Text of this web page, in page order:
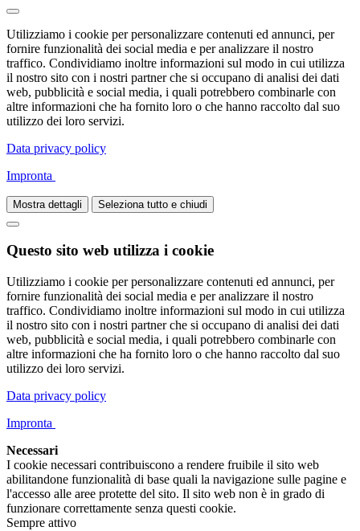
Utilizziamo i cookie per personalizzare contenuti ed annunci, per
fornire funzionalità dei social media e per analizzare il nostro
traffico. Condividiamo inoltre informazioni sul modo in cui utilizza
il nostro sito con i nostri partner che si occupano di analisi dei dati
web, pubblicità e social media, i quali potrebbero combinarle con
altre informazioni che ha fornito loro o che hanno raccolto dal suo
utilizzo dei loro servizi.
Data privacy policy
Impronta
Mostra dettagli Seleziona tutto e chiudi
Questo sito web utilizza i cookie
Utilizziamo i cookie per personalizzare contenuti ed annunci, per
fornire funzionalità dei social media e per analizzare il nostro
traffico. Condividiamo inoltre informazioni sul modo in cui utilizza
il nostro sito con i nostri partner che si occupano di analisi dei dati
web, pubblicità e social media, i quali potrebbero combinarle con
altre informazioni che ha fornito loro o che hanno raccolto dal suo
utilizzo dei loro servizi.
Data privacy policy
Impronta
Necessari
I cookie necessari contribuiscono a rendere fruibile il sito web
abilitandone funzionalità di base quali la navigazione sulle pagine e
l'accesso alle aree protette del sito. Il sito web non è in grado di
funzionare correttamente senza questi cookie.
Sempre attivo